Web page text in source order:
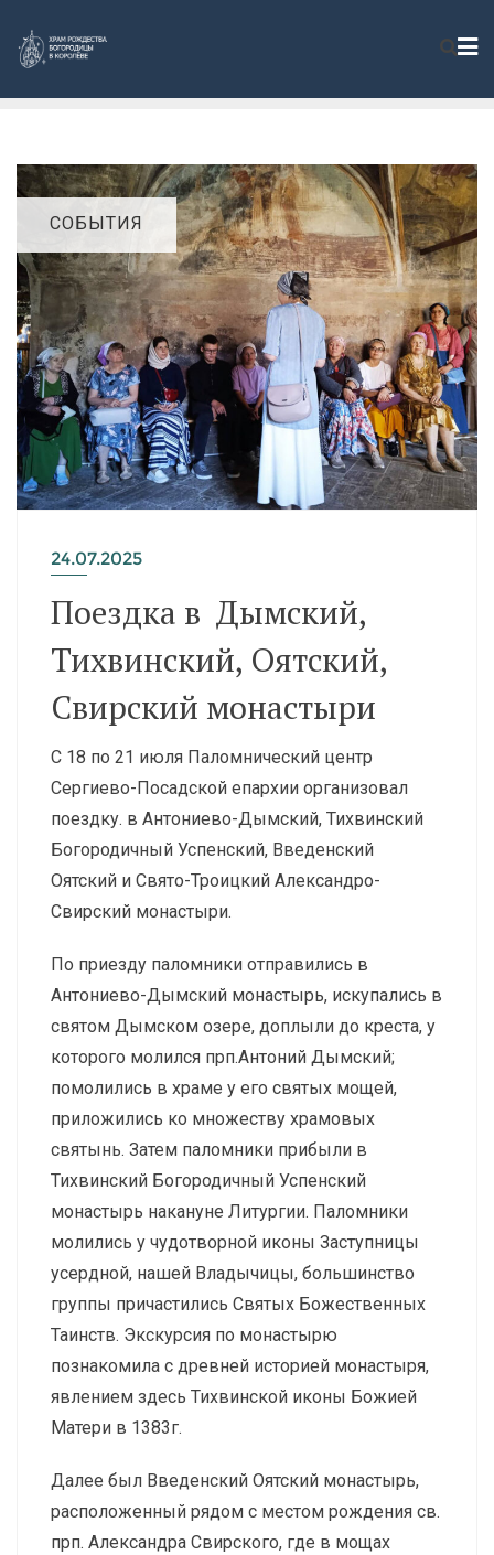
СОБЫТИЯ
24.07.2025
Поездка в Дымский,
Тихвинский, Оятский,
Свирский монастыри
С 18 по 21 июля Паломнический центр
Сергиево-Посадской епархии организовал
поездку. в Антониево-Дымский, Тихвинский
Богородичный Успенский, Введенский
Оятский и Свято-Троицкий Александро-
Свирский монастыри.
По приезду паломники отправились в
Антониево-Дымский монастырь, искупались в
святом Дымском озере, доплыли до креста, у
которого молился прп.Антоний Дымский;
помолились в храме у его святых мощей,
приложились ко множеству храмовых
святынь. Затем паломники прибыли в
Тихвинский Богородичный Успенский
монастырь накануне Литургии. Паломники
молились у чудотворной иконы Заступницы
усердной, нашей Владычицы, большинство
группы причастились Святых Божественных
Таинств. Экскурсия по монастырю
познакомила с древней историей монастыря,
явлением здесь Тихвинской иконы Божией
Матери в 1383г.
Далее был Введенский Оятский монастырь,
расположенный рядом с местом рождения св.
прп. Александра Свирского, где в мощах